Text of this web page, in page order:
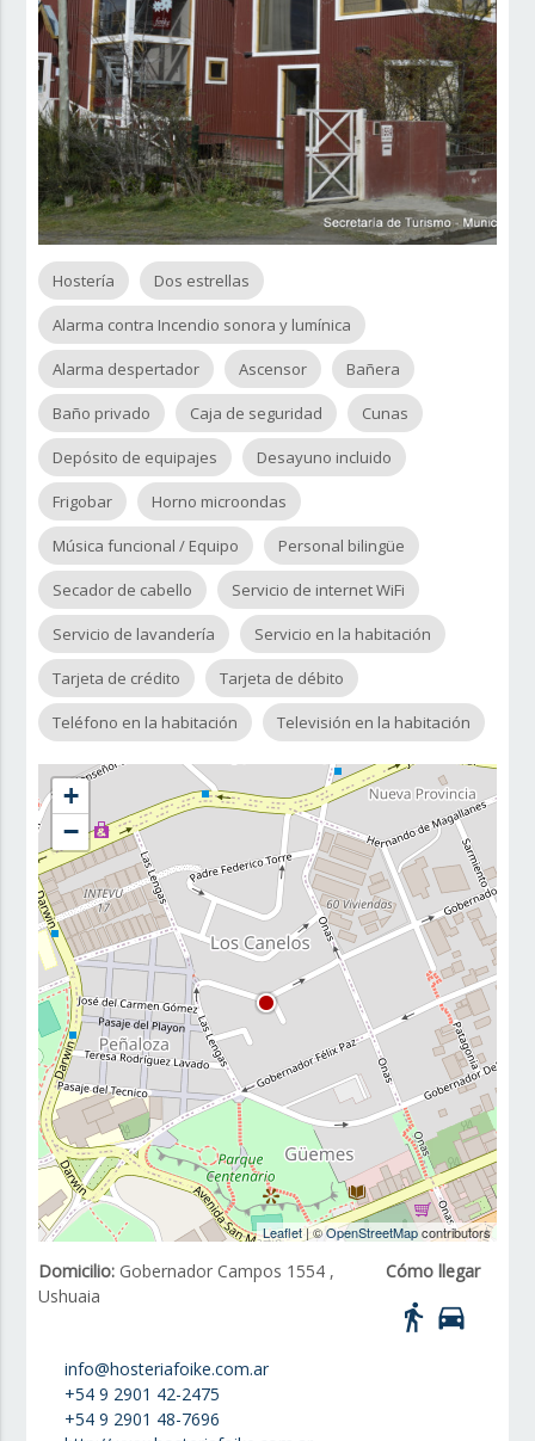
Hostería Dos estrellas
Alarma contra Incendio sonora y lumínica
Alarma despertador Ascensor Bañera
Baño privado Caja de seguridad Cunas
Depósito de equipajes Desayuno incluido
Frigobar Horno microondas
Música funcional / Equipo Personal bilingüe
Secador de cabello Servicio de internet WiFi
Servicio de lavandería Servicio en la habitación
Tarjeta de crédito Tarjeta de débito
Teléfono en la habitación Televisión en la habitación
+
−
Leaflet| ©OpenStreetMapcontributors
Cómo llegar
directions_walk directions_car
Domicilio: Gobernador Campos 1554 ,
Ushuaia
info@hosteriafoike.com.ar
+54 9 2901 42-2475
+54 9 2901 48-7696